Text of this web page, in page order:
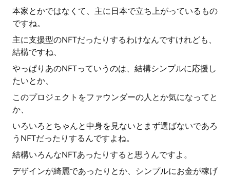
本家とかではなくて、主に日本で立ち上がっているもの
ですね。
主に支援型のNFTだったりするわけなんですけれども、
結構ですね、
やっぱりあのNFTっていうのは、結構シンプルに応援し
たいとか、
このプロジェクトをファウンダーの人とか気になってと
か、
いろいろとちゃんと中身を見ないとまず選ばないであろ
うNFTだったりするんですよね。
結構いろんなNFTあったりすると思うんですよ。
デザインが綺麗であったりとか、シンプルにお金が稼げ